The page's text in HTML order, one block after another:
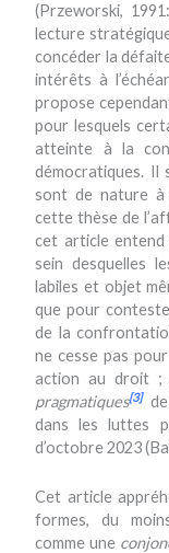
(Przeworski,
lecture
concéder la
intérêts à
propose
pour lesquels
atteinte à la
démocratiques. Il
sont de nature à
cette thèse de
cet article
sein desquelles
labiles et objet
que pour
de la
ne cesse pas
action au droit ;
pragmatiques[3]de
dans les luttes
d’octobre 2023
Cet article
formes, du
comme une